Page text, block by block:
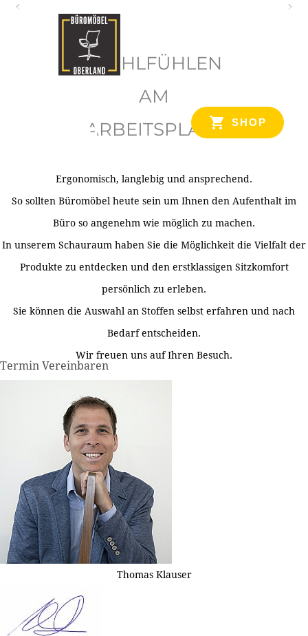
SHOP
WOHLFÜHLEN
AM
ARBEITSPLATZ
Ergonomisch, langlebig und ansprechend.
So sollten Büromöbel heute sein um Ihnen den Aufenthalt im
Büro so angenehm wie möglich zu machen.
In unserem Schauraum haben Sie die Möglichkeit die Vielfalt der
Produkte zu entdecken und den erstklassigen Sitzkomfort
persönlich zu erleben.
Sie können die Auswahl an Stoffen selbst erfahren und nach
Bedarf entscheiden.
Wir freuen uns auf Ihren Besuch.
Termin Vereinbaren
Thomas Klauser